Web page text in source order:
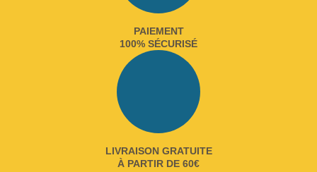
PAIEMENT
100% SÉCURISÉ
LIVRAISON GRATUITE
À PARTIR DE 60€